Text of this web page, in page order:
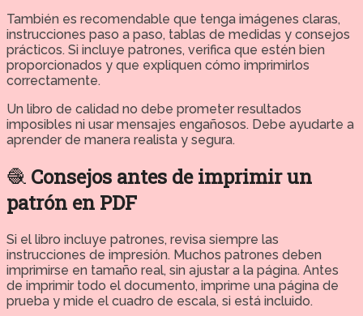
También es recomendable que tenga imágenes claras,
instrucciones paso a paso, tablas de medidas y consejos
prácticos. Si incluye patrones, verifica que estén bien
proporcionados y que expliquen cómo imprimirlos
correctamente.
Un libro de calidad no debe prometer resultados
imposibles ni usar mensajes engañosos. Debe ayudarte a
aprender de manera realista y segura.
🧶 Consejos antes de imprimir un
patrón en PDF
Si el libro incluye patrones, revisa siempre las
instrucciones de impresión. Muchos patrones deben
imprimirse en tamaño real, sin ajustar a la página. Antes
de imprimir todo el documento, imprime una página de
prueba y mide el cuadro de escala, si está incluido.